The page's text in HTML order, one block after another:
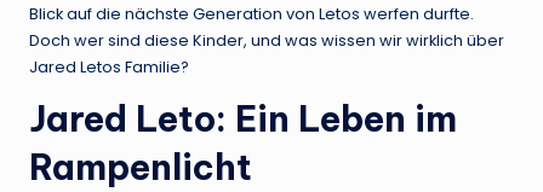
Blick auf die nächste Generation von Letos werfen durfte.
Doch wer sind diese Kinder, und was wissen wir wirklich über
Jared Letos Familie?
Jared Leto: Ein Leben im
Rampenlicht